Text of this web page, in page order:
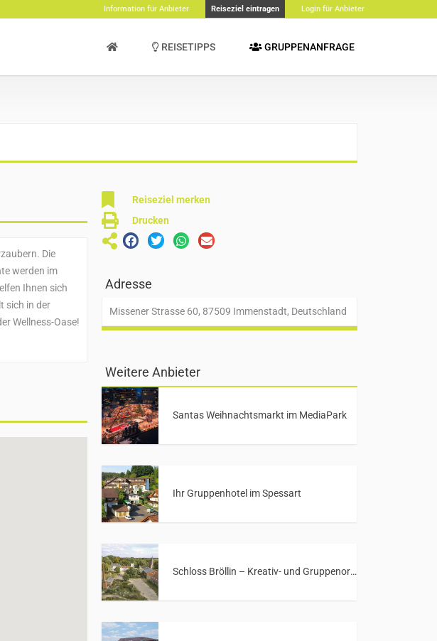
Information für Anbieter Reiseziel eintragen Login für Anbieter
REISETIPPS GRUPPENANFRAGE
Die
werden im
Ihnen sich
sich in der
Wellness-Oase!
Reiseziel merken
Drucken
Adresse
Missener Strasse 60, 87509 Immenstadt, Deutschland
Weitere Anbieter
Santas Weihnachtsmarkt im MediaPark
Ihr Gruppenhotel im Spessart
Schloss Bröllin – Kreativ- und Gruppenort in Mecklenburg-Vorpommern